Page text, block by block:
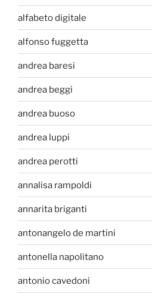
alfabeto digitale
alfonso fuggetta
andrea baresi
andrea beggi
andrea buoso
andrea luppi
andrea perotti
annalisa rampoldi
annarita briganti
antonangelo de martini
antonella napolitano
antonio cavedoni